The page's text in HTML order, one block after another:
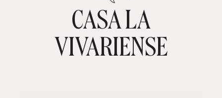
TIENDA ONLINECASA LA
VIVARIENSE